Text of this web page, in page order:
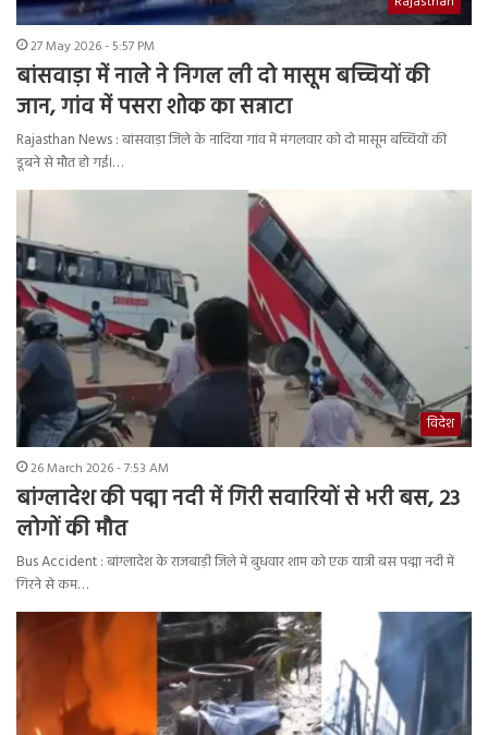
27 May 2026 - 5:57 PM
बांसवाड़ा में नाले ने निगल ली दो मासूम बच्चियों की
जान, गांव में पसरा शोक का सन्नाटा
Rajasthan News : बांसवाड़ा जिले के नादिया गांव में मंगलवार को दो मासूम बच्चियों की
डूबने से मौत हो गई।…
विदेश
26 March 2026 - 7:53 AM
बांग्लादेश की पद्मा नदी में गिरी सवारियों से भरी बस, 23
लोगों की मौत
Bus Accident : बांग्लादेश के राजबाड़ी जिले में बुधवार शाम को एक यात्री बस पद्मा नदी में
गिरने से कम…